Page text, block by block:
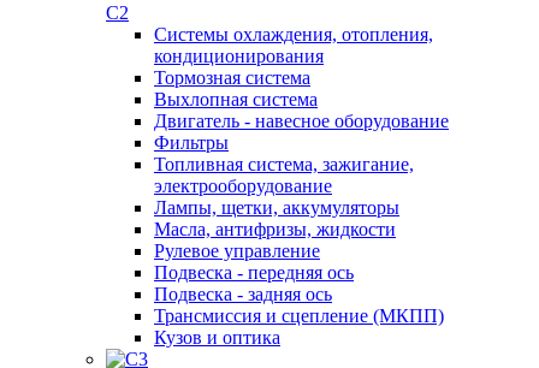
C2
Системы охлаждения, отопления,
кондиционирования
Тормозная система
Выхлопная система
Двигатель - навесное оборудование
Фильтры
Топливная система, зажигание,
электрооборудование
Лампы, щетки, аккумуляторы
Масла, антифризы, жидкости
Рулевое управление
Подвеска - передняя ось
Подвеска - задняя ось
Трансмиссия и сцепление (МКПП)
Кузов и оптика